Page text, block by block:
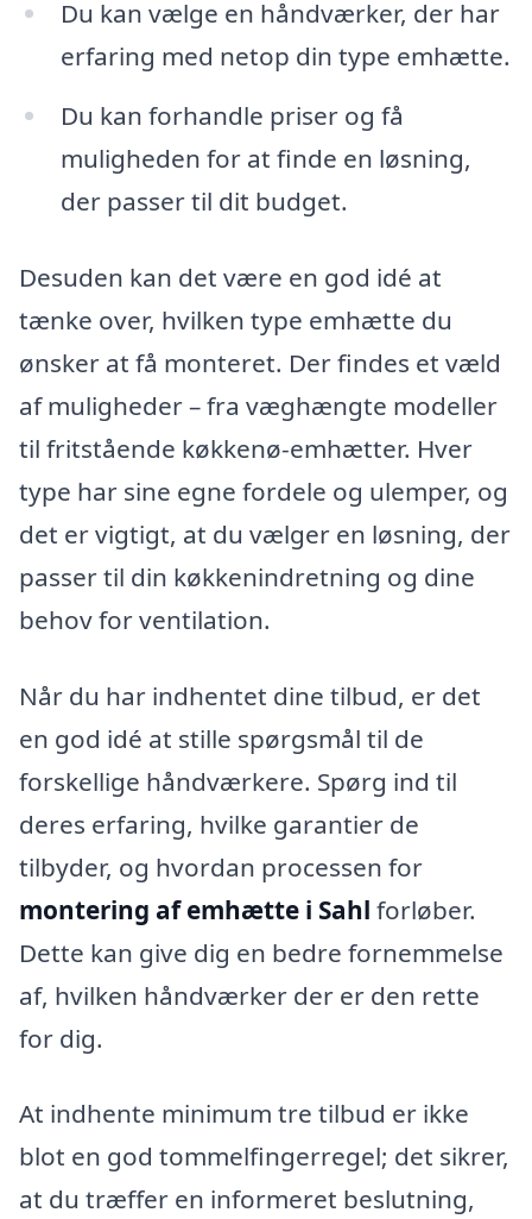
Du kan vælge en håndværker, der har
erfaring med netop din type emhætte.
Du kan forhandle priser og få
muligheden for at finde en løsning,
der passer til dit budget.
Desuden kan det være en god idé at
tænke over, hvilken type emhætte du
ønsker at få monteret. Der findes et væld
af muligheder – fra væghængte modeller
til fritstående køkkenø-emhætter. Hver
type har sine egne fordele og ulemper, og
det er vigtigt, at du vælger en løsning, der
passer til din køkkenindretning og dine
behov for ventilation.
Når du har indhentet dine tilbud, er det
en god idé at stille spørgsmål til de
forskellige håndværkere. Spørg ind til
deres erfaring, hvilke garantier de
tilbyder, og hvordan processen for
montering af emhætte i Sahl forløber.
Dette kan give dig en bedre fornemmelse
af, hvilken håndværker der er den rette
for dig.
At indhente minimum tre tilbud er ikke
blot en god tommelfingerregel; det sikrer,
at du træffer en informeret beslutning,